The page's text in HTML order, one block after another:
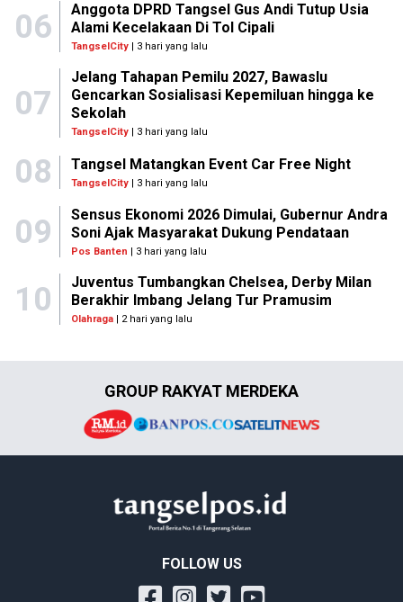
06
Anggota DPRD Tangsel Gus Andi Tutup Usia
Alami Kecelakaan Di Tol Cipali
TangselCity| 3 hari yang lalu
07
Jelang Tahapan Pemilu 2027, Bawaslu
Gencarkan Sosialisasi Kepemiluan hingga ke
Sekolah
TangselCity| 3 hari yang lalu
08 Tangsel Matangkan Event Car Free Night
TangselCity | 3 hari yang lalu
09
Sensus Ekonomi 2026 Dimulai, Gubernur Andra
Soni Ajak Masyarakat Dukung Pendataan
Pos Banten | 3 hari yang lalu
10
Juventus Tumbangkan Chelsea, Derby Milan
Berakhir Imbang Jelang Tur Pramusim
Olahraga| 2 hari yang lalu
GROUP RAKYAT MERDEKA
FOLLOW US